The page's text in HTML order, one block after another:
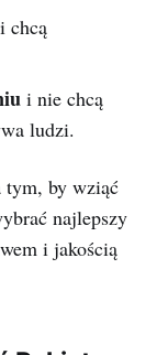
i nie chcą
ludzi.
tym, by wziąć
najlepszy
i jakością